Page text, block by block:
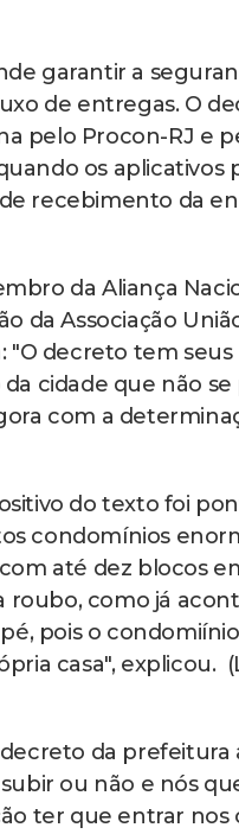
garantir a
de entregas. O
pelo Procon-RJ e
os aplicativos
recebimento da
da Aliança
da Associação
"O decreto tem
cidade que não
com a
do texto foi
condomínios
até dez blocos
roubo, como já
pois o
casa", explicou.
da prefeitura
ou não e nós
ter que entrar nos